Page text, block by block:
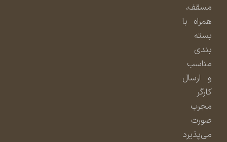
مسقف،
همراه با
بسته
بندی
مناسب
و ارسال
مجرب
صورت
می‌پذیرد